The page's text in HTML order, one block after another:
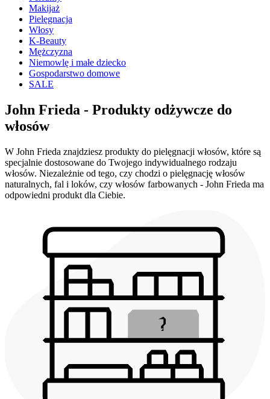
Makijaż
Pielęgnacja
Włosy
K-Beauty
Mężczyzna
Niemowlę i małe dziecko
Gospodarstwo domowe
SALE
John Frieda - Produkty odżywcze do
włosów
W John Frieda znajdziesz produkty do pielęgnacji włosów, które są
specjalnie dostosowane do Twojego indywidualnego rodzaju
włosów. Niezależnie od tego, czy chodzi o pielęgnację włosów
naturalnych, fal i loków, czy włosów farbowanych - John Frieda ma
odpowiedni produkt dla Ciebie.